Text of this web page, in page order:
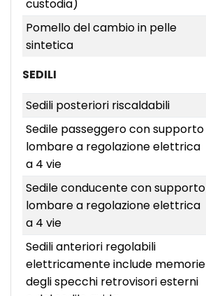
custodia)
Pomello del cambio in pelle
sintetica
SEDILI
Sedili posteriori riscaldabili
Sedile passeggero con supporto
lombare a regolazione elettrica
a 4 vie
Sedile conducente con supporto
lombare a regolazione elettrica
a 4 vie
Sedili anteriori regolabili
elettricamente include memorie
degli specchi retrovisori esterni